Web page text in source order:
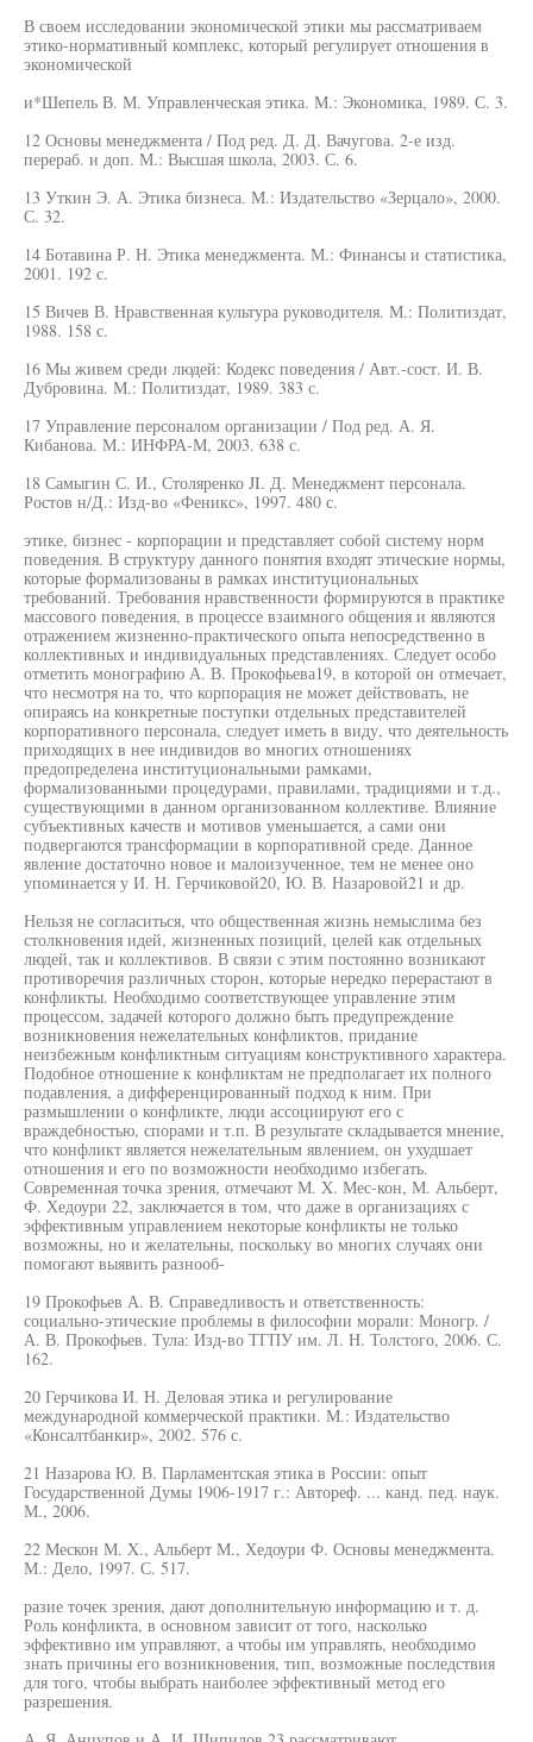
В своем исследовании экономической этики мы рассматриваем
этико-нормативный комплекс, который регулирует отношения в
экономической
и*Шепель В. М. Управленческая этика. М.: Экономика, 1989. С. 3.
12 Основы менеджмента / Под ред. Д. Д. Вачугова. 2-е изд.
перераб. и доп. М.: Высшая школа, 2003. С. 6.
13 Уткин Э. А. Этика бизнеса. М.: Издательство «Зерцало», 2000.
С. 32.
14 Ботавина Р. Н. Этика менеджмента. М.: Финансы и статистика,
2001. 192 с.
15 Вичев В. Нравственная культура руководителя. М.: Политиздат,
1988. 158 с.
16 Мы живем среди людей: Кодекс поведения / Авт.-сост. И. В.
Дубровина. М.: Политиздат, 1989. 383 с.
17 Управление персоналом организации / Под ред. А. Я.
Кибанова. М.: ИНФРА-М, 2003. 638 с.
18 Самыгин С. И., Столяренко JI. Д. Менеджмент персонала.
Ростов н/Д.: Изд-во «Феникс», 1997. 480 с.
этике, бизнес - корпорации и представляет собой систему норм
поведения. В структуру данного понятия входят этические нормы,
которые формализованы в рамках институциональных
требований. Требования нравственности формируются в практике
массового поведения, в процессе взаимного общения и являются
отражением жизненно-практического опыта непосредственно в
коллективных и индивидуальных представлениях. Следует особо
отметить монографию А. В. Прокофьева19, в которой он отмечает,
что несмотря на то, что корпорация не может действовать, не
опираясь на конкретные поступки отдельных представителей
корпоративного персонала, следует иметь в виду, что деятельность
приходящих в нее индивидов во многих отношениях
предопределена институциональными рамками,
формализованными процедурами, правилами, традициями и т.д.,
существующими в данном организованном коллективе. Влияние
субъективных качеств и мотивов уменьшается, а сами они
подвергаются трансформации в корпоративной среде. Данное
явление достаточно новое и малоизученное, тем не менее оно
упоминается у И. Н. Герчиковой20, Ю. В. Назаровой21 и др.
Нельзя не согласиться, что общественная жизнь немыслима без
столкновения идей, жизненных позиций, целей как отдельных
людей, так и коллективов. В связи с этим постоянно возникают
противоречия различных сторон, которые нередко перерастают в
конфликты. Необходимо соответствующее управление этим
процессом, задачей которого должно быть предупреждение
возникновения нежелательных конфликтов, придание
неизбежным конфликтным ситуациям конструктивного характера.
Подобное отношение к конфликтам не предполагает их полного
подавления, а дифференцированный подход к ним. При
размышлении о конфликте, люди ассоциируют его с
враждебностью, спорами и т.п. В результате складывается мнение,
что конфликт является нежелательным явлением, он ухудшает
отношения и его по возможности необходимо избегать.
Современная точка зрения, отмечают М. X. Мес-кон, М. Альберт,
Ф. Хедоури 22, заключается в том, что даже в организациях с
эффективным управлением некоторые конфликты не только
возможны, но и желательны, поскольку во многих случаях они
помогают выявить разнооб-
19 Прокофьев А. В. Справедливость и ответственность:
социально-этические проблемы в философии морали: Моногр. /
А. В. Прокофьев. Тула: Изд-во ТГПУ им. Л. Н. Толстого, 2006. С.
162.
20 Герчикова И. Н. Деловая этика и регулирование
международной коммерческой практики. М.: Издательство
«Консалтбанкир», 2002. 576 с.
21 Назарова Ю. В. Парламентская этика в России: опыт
Государственной Думы 1906-1917 г.: Автореф. ... канд. пед. наук.
М., 2006.
22 Мескон М. X., Альберт М., Хедоури Ф. Основы менеджмента.
М.: Дело, 1997. С. 517.
разие точек зрения, дают дополнительную информацию и т. д.
Роль конфликта, в основном зависит от того, насколько
эффективно им управляют, а чтобы им управлять, необходимо
знать причины его возникновения, тип, возможные последствия
для того, чтобы выбрать наиболее эффективный метод его
разрешения.